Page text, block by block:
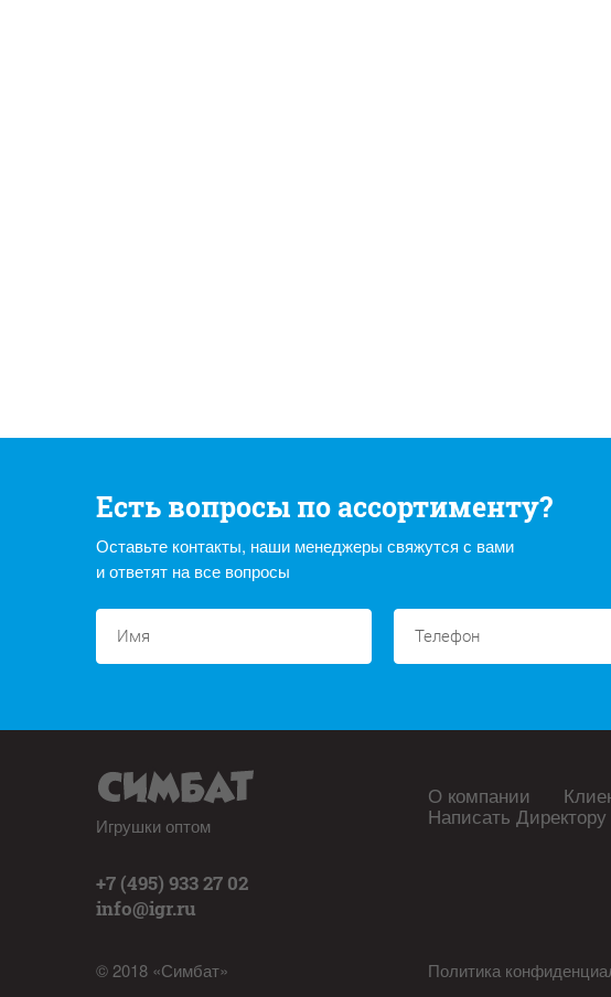
Есть вопросы по ассортименту?
Оставьте контакты, наши менеджеры свяжутся с вами
и ответят на все вопросы
Игрушки оптом
+7 (495) 933 27 02
info@igr.ru
© 2018 «Симбат»
О компании
Написать Директору
Политика